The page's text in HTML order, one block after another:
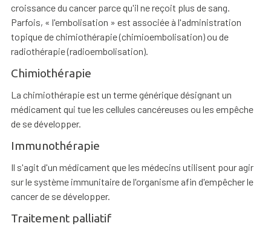
croissance du cancer parce qu'il ne reçoit plus de sang.
Parfois, « l'embolisation » est associée à l'administration
topique de chimiothérapie (chimioembolisation) ou de
radiothérapie (radioembolisation).
Chimiothérapie
La chimiothérapie est un terme générique désignant un
médicament qui tue les cellules cancéreuses ou les empêche
de se développer.
Immunothérapie
Il s'agit d'un médicament que les médecins utilisent pour agir
sur le système immunitaire de l'organisme afin d'empêcher le
cancer de se développer.
Traitement palliatif